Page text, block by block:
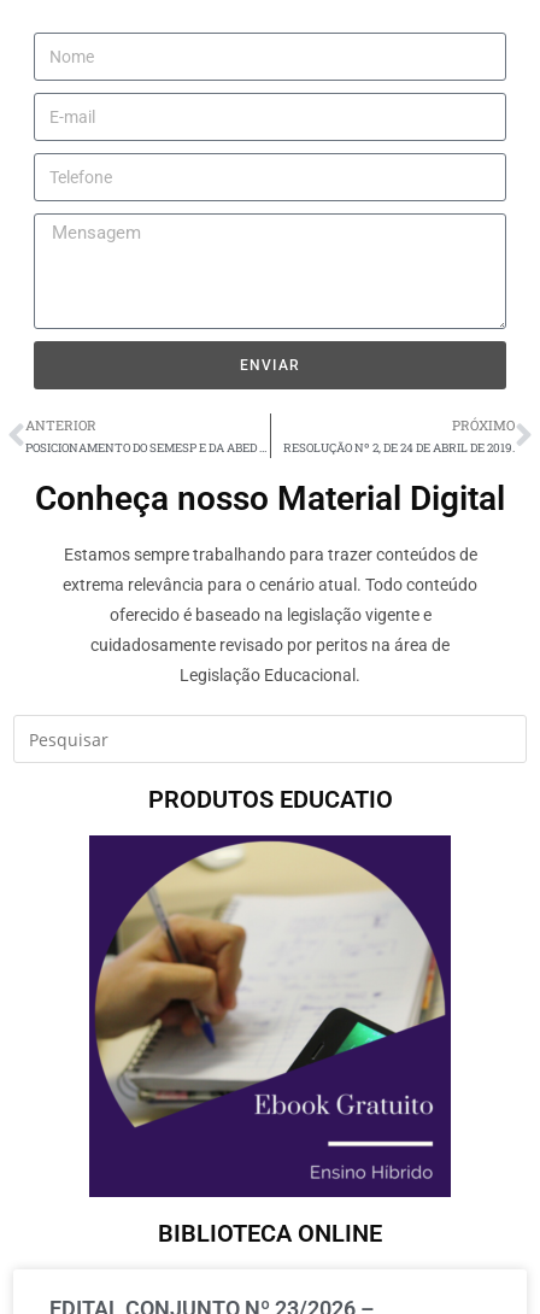
ENVIAR
ANTERIOR
POSICIONAMENTO DO SEMESP E DA ABED SOBRE A PROIBIÇÃO PELOS CONSELHOS PROFISSIONAIS DE INSCRIÇÃO E REGISTRO DE ALUNOS FORMADOS PELA MODALIDADE ENSINO A DISTÂNCIA (EAD).
PRÓXIMO
RESOLUÇÃO Nº 2, DE 24 DE ABRIL DE 2019.
Conheça nosso Material Digital
Estamos sempre trabalhando para trazer conteúdos de
extrema relevância para o cenário atual. Todo conteúdo
oferecido é baseado na legislação vigente e
cuidadosamente revisado por peritos na área de
Legislação Educacional.
PRODUTOS EDUCATIO
BIBLIOTECA ONLINE
EDITAL CONJUNTO Nº 23/2026 –